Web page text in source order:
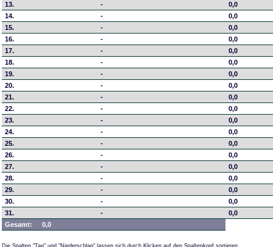
13.
-
0,0
14.
-
0,0
15.
-
0,0
16.
-
0,0
17.
-
0,0
18.
-
0,0
19.
-
0,0
20.
-
0,0
21.
-
0,0
22.
-
0,0
23.
-
0,0
24.
-
0,0
25.
-
0,0
26.
-
0,0
27.
-
0,0
28.
-
0,0
29.
-
0,0
30.
-
0,0
31.
-
0,0
Gesamt:
0,0
Die Spalten "Tag" und "Niederschlag" lassen sich durch Klicken auf den Spaltenkopf sortieren.